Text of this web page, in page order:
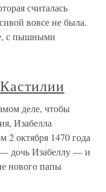
считалась
вовсе не была.
с пышными
деле, чтобы
Изабелла
2 октября 1470 года
— дочь Изабеллу — и
нового папы